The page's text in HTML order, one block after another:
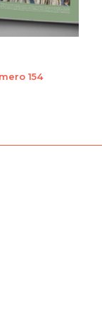
154